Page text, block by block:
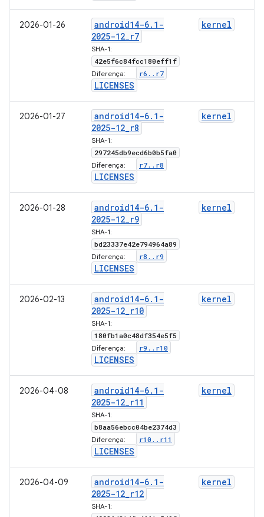
2026-01-26 android14-6. 1-
2025-12_r7
SHA-1:
42e5f6c84fcc180eff1f
Diferença: r6 . . r7
LICENSES
kernel
2026-01-27 android14-6. 1-
2025-12_r8
SHA-1:
297245db9ecd6b0b5fa0
Diferença: r7. . r8
LICENSES
kernel
2026-01-28 android14-6. 1-
2025-12_r9
SHA-1:
bd23337e42e794964a89
Diferença: r8 . . r9
LICENSES
kernel
2026-02-13 android14-6. 1-
2025-12_r10
SHA-1:
180fb1a0c48df354e5f5
Diferença: r9 . . r10
LICENSES
kernel
2026-04-08 android14-6. 1-
2025-12_r11
SHA-1:
b8aa56ebcc04be2374d3
Diferença: r10 . . r11
LICENSES
kernel
2026-04-09 android14-6. 1-
2025-12_r12
SHA-1:
kernel